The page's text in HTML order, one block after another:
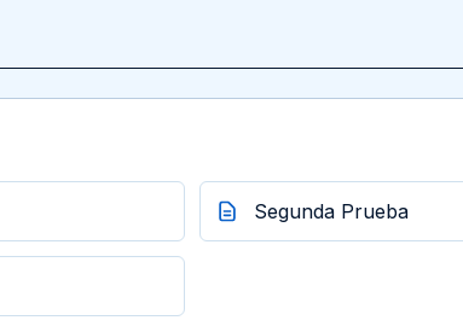
Segunda Prueba